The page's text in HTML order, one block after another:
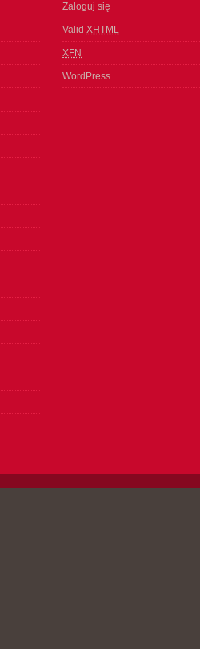
Zaloguj się
Valid XHTML
XFN
WordPress